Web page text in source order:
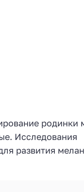
родинки
Исследования
развития